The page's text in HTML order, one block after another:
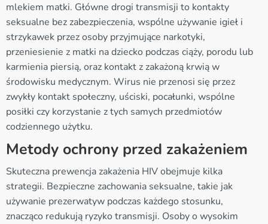
mlekiem matki. Główne drogi transmisji to kontakty
seksualne bez zabezpieczenia, wspólne używanie igieł i
strzykawek przez osoby przyjmujące narkotyki,
przeniesienie z matki na dziecko podczas ciąży, porodu lub
karmienia piersią, oraz kontakt z zakażoną krwią w
środowisku medycznym. Wirus nie przenosi się przez
zwykły kontakt społeczny, uściski, pocałunki, wspólne
posiłki czy korzystanie z tych samych przedmiotów
codziennego użytku.
Metody ochrony przed zakażeniem
Skuteczna prewencja zakażenia HIV obejmuje kilka
strategii. Bezpieczne zachowania seksualne, takie jak
używanie prezerwatyw podczas każdego stosunku,
znacząco redukują ryzyko transmisji. Osoby o wysokim